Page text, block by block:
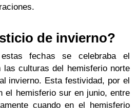
de invierno?
estas fechas se celebraba el
culturas del hemisferio norte
invierno. Esta festividad, por el
el hemisferio sur en junio, entre
cuando en el hemisferio